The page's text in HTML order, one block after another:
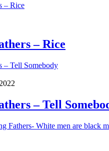
– Rice
– Rice
– Tell Somebody
– Tell
Fathers- White men are black